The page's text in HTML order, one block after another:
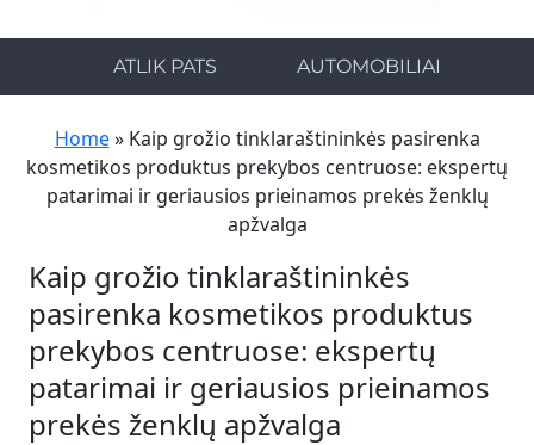
ATLIK PATS AUTOMOBILIAI
Home» Kaip grožio tinklaraštininkės pasirenka
kosmetikos produktus prekybos centruose: ekspertų
patarimai ir geriausios prieinamos prekės ženklų
apžvalga
Kaip grožio tinklaraštininkės
pasirenka kosmetikos produktus
prekybos centruose: ekspertų
patarimai ir geriausios prieinamos
prekės ženklų apžvalga